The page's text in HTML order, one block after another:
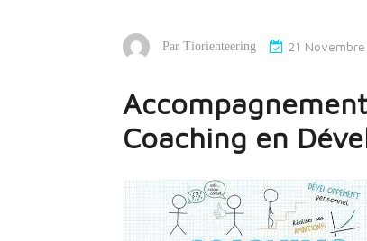
Par Tiorienteering 21
Coaching en